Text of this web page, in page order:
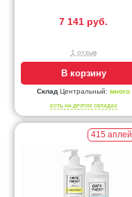
7 141 руб.
1 отзыв
В корзину
Склад Центральный: много
ЕСТЬ НА ДРУГИХ СКЛАДАХ
415 аплей